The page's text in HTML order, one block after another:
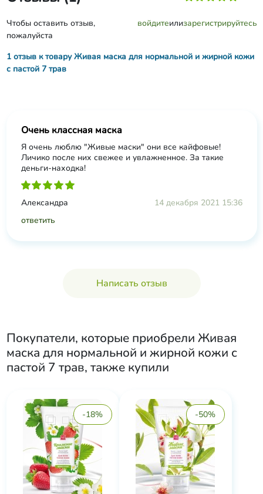
Чтобы оставить отзыв,
пожалуйста
войдитеилизарегистрируйтесь
1 отзыв к товару Живая маска для нормальной и жирной кожи
с пастой 7 трав
Очень классная маска
Я очень люблю "Живые маски" они все кайфовые!
Личико после них свежее и увлажненное. За такие
деньги-находка!
Александра
14 декабря 2021 15:36
ответить
Написать отзыв
Покупатели, которые приобрели Живая
маска для нормальной и жирной кожи с
пастой 7 трав, также купили
-18% -50%